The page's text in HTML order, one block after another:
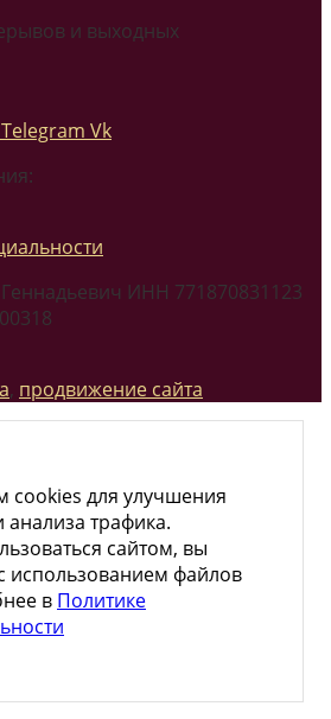
и выходных
Telegram Vk
ИНН 771870831123
, продвижение сайта
cookies для улучшения
анализа трафика.
сайтом, вы
использованием файлов
в Политике